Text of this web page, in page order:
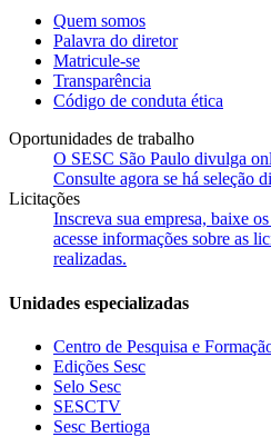
Quem somos
Palavra do diretor
Matricule-se
Transparência
Código de conduta ética
Oportunidades de trabalho
O SESC São Paulo divulga
Consulte agora se há seleção
Licitações
Inscreva sua empresa, baixe
acesse informações sobre as
realizadas.
Unidades especializadas
Centro de Pesquisa e
Edições Sesc
Selo Sesc
SESCTV
Sesc Bertioga